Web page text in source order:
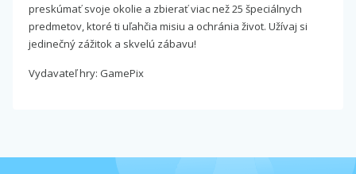
preskúmať svoje okolie a zbierať viac než 25 špeciálnych
predmetov, ktoré ti uľahčia misiu a ochránia život. Užívaj si
jedinečný zážitok a skvelú zábavu!
Vydavateľ hry: GamePix